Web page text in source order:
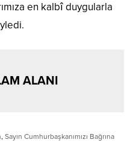
en kalbî duygularla
ALANI
, Sayın Cumhurbaşkanımızı Bağrına